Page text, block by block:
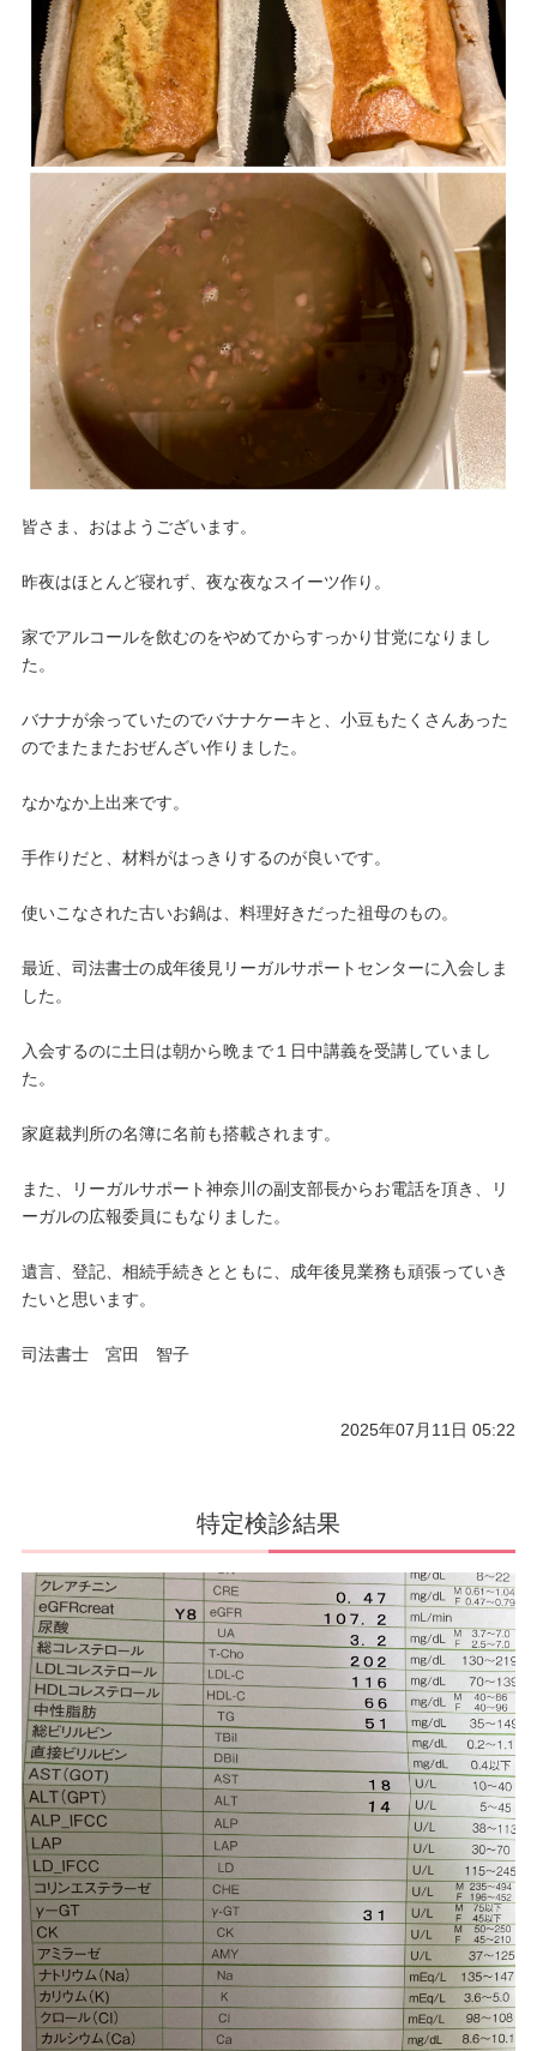
皆さま、おはようございます。
昨夜はほとんど寝れず、夜な夜なスイーツ作り。
家でアルコールを飲むのをやめてからすっかり甘党になりまし
た。
バナナが余っていたのでバナナケーキと、小豆もたくさんあった
のでまたまたおぜんざい作りました。
なかなか上出来です。
手作りだと、材料がはっきりするのが良いです。
使いこなされた古いお鍋は、料理好きだった祖母のもの。
最近、司法書士の成年後見リーガルサポートセンターに入会しま
した。
入会するのに土日は朝から晩まで１日中講義を受講していまし
た。
家庭裁判所の名簿に名前も搭載されます。
また、リーガルサポート神奈川の副支部長からお電話を頂き、リ
ーガルの広報委員にもなりました。
遺言、登記、相続手続きとともに、成年後見業務も頑張っていき
たいと思います。
司法書士 宮田 智子
2025年07月11日 05:22
特定検診結果